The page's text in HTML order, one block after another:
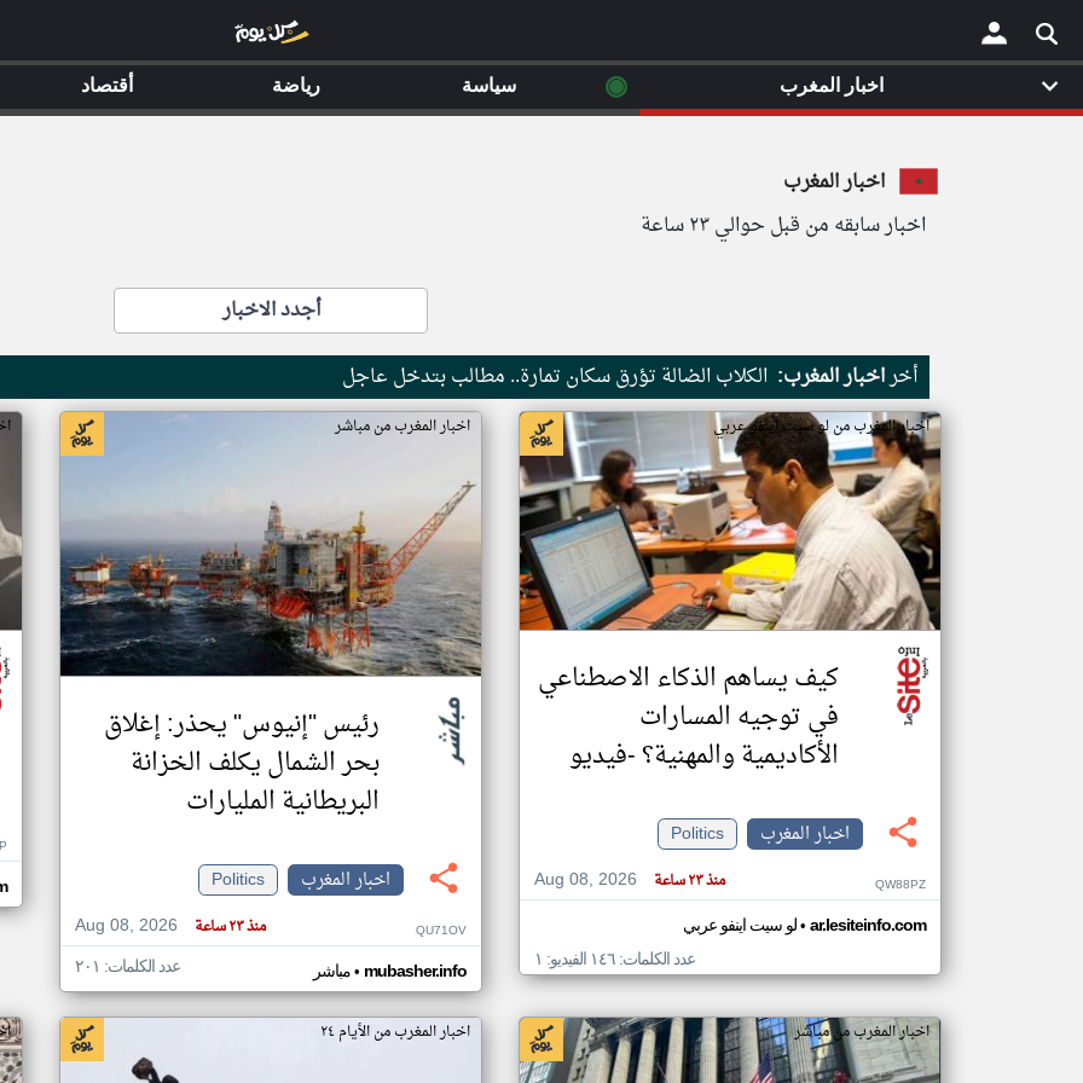
×
اخبار المغرب
اخبار سابقه من قبل حوالي ٢٣ ساعة
أجدد الاخبار
أخراخبار المغرب: الكلاب الضالة تؤرق سكان تمارة.. مطالب بتدخل عاجل
اخبار المغرب من لو سيت اينفو عربي
كيف يساهم الذكاء الاصطناعي
في توجيه المسارات
الأكاديمية والمهنية؟ -فيديو
اخبار المغرب
Politics
Aug 08, 2026
منذ ٢٣ ساعة QW88PZ
لو سيت اينفو عربي• ar.lesiteinfo.com
عدد الكلمات: ١٤٦ الفيديو: ١
اخبار المغرب من مباشر
رئيس "إنيوس" يحذر: إغلاق
بحر الشمال يكلف الخزانة
البريطانية المليارات
اخبار المغرب
Politics
Aug 08, 2026
منذ ٢٣ ساعة QU71OV
مباشر• mubasher.info عدد الكلمات: ٢٠١
اخبار المغرب من مباشر اخبار المغرب من الأيام ٢٤
اخبار المغرب ◉ سياسة رياضة أقتصاد